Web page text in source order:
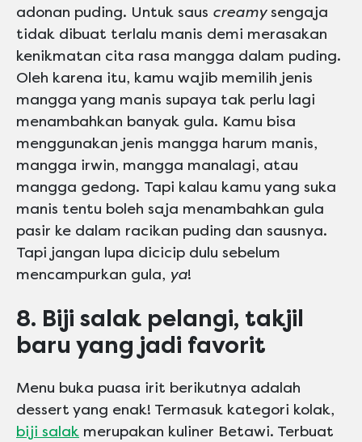
adonan puding. Untuk saus creamysengaja
tidak dibuat terlalu manis demi merasakan
kenikmatan cita rasa mangga dalam puding.
Oleh karena itu, kamu wajib memilih jenis
mangga yang manis supaya tak perlu lagi
menambahkan banyak gula. Kamu bisa
menggunakan jenis mangga harum manis,
mangga irwin, mangga manalagi, atau
mangga gedong. Tapi kalau kamu yang suka
manis tentu boleh saja menambahkan gula
pasir ke dalam racikan puding dan sausnya.
Tapi jangan lupa dicicip dulu sebelum
mencampurkan gula, ya!
8. Biji salak pelangi, takjil
baru yang jadi favorit
Menu buka puasa irit berikutnya adalah
dessert yang enak! Termasuk kategori kolak,
biji salak merupakan kuliner Betawi. Terbuat